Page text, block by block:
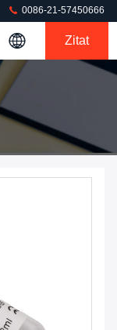
0086-21-57450666
Zitat